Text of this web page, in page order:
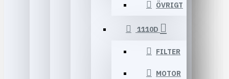
ÖVRIGT
1110D
FILTER
MOTOR